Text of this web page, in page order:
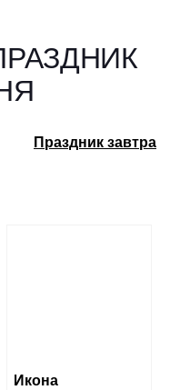
Праздник завтра
Икона